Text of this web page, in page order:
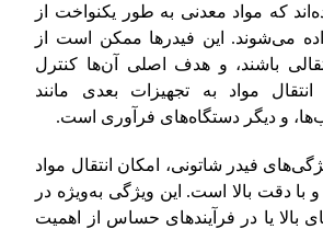
که مواد معدنی به طور یکنواخت از
می‌شوند. این فیدرها ممکن است از
باشند، و هدف اصلی آن‌ها کنترل
مواد به تجهیزات بعدی مانند
و دیگر دستگاه‌های فرآوری است.
فیدر شاتونی، امکان انتقال مواد
دقت بالا است. این ویژگی به‌ویژه در
بالا یا در فرآیندهای حساس از اهمیت